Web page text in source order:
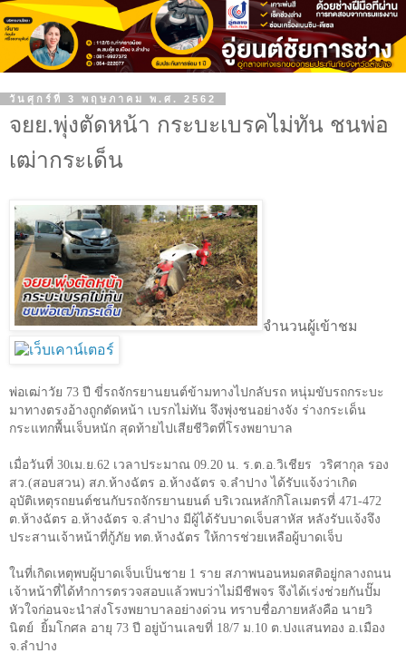
วันศุกร์ที่ 3 พฤษภาคม พ.ศ. 2562
จยย.พุ่งตัดหน้า กระบะเบรคไม่ทัน ชนพ่อ
เฒ่ากระเด็น
จำนวนผู้เข้าชม
พ่อเฒ่าวัย 73 ปี ขี่รถจักรยานยนต์ข้ามทางไปกลับรถ หนุ่มขับรถกระบะ
มาทางตรงอ้างถูกตัดหน้า เบรกไม่ทัน จึงพุ่งชนอย่างจัง ร่างกระเด็น
กระแทกพื้นเจ็บหนัก สุดท้ายไปเสียชีวิตที่โรงพยาบาล
เมื่อวันที่ 30เม.ย.62 เวลาประมาณ 09.20 น. ร.ต.อ.วิเชียร
วริศากุล รอง
สว.(สอบสวน) สภ.ห้างฉัตร อ.ห้างฉัตร จ.ลำปาง ได้รับแจ้งว่าเกิด
อุบัติเหตุรถยนต์ชนกับรถจักรยานยนต์ บริเวณหลักกิโลเมตรที่ 471-472
ต.ห้างฉัตร อ.ห้างฉัตร จ.ลำปาง มีผู้ได้รับบาดเจ็บสาหัส หลังรับแจ้งจึง
ประสานเจ้าหน้าที่กู้ภัย ทต.ห้างฉัตร ให้การช่วยเหลือผู้บาดเจ็บ
ในที่เกิดเหตุพบผู้บาดเจ็บเป็นชาย 1 ราย สภาพนอนหมดสติอยู่กลางถนน
เจ้าหน้าที่ได้ทำการตรวจสอบแล้วพบว่าไม่มีชีพจร จึงได้เร่งช่วยกันปั๊ม
หัวใจก่อนจะนำส่งโรงพยาบาลอย่างด่วน ทราบชื่อภายหลังคือ นายวิ
นิตย์ ยิ้มโกศล อายุ 73 ปี อยู่บ้านเลขที่ 18/7 ม.10 ต.ปงแสนทอง อ.เมือง
จ.ลำปาง